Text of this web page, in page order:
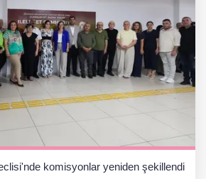
komisyonlar yeniden şekillendi